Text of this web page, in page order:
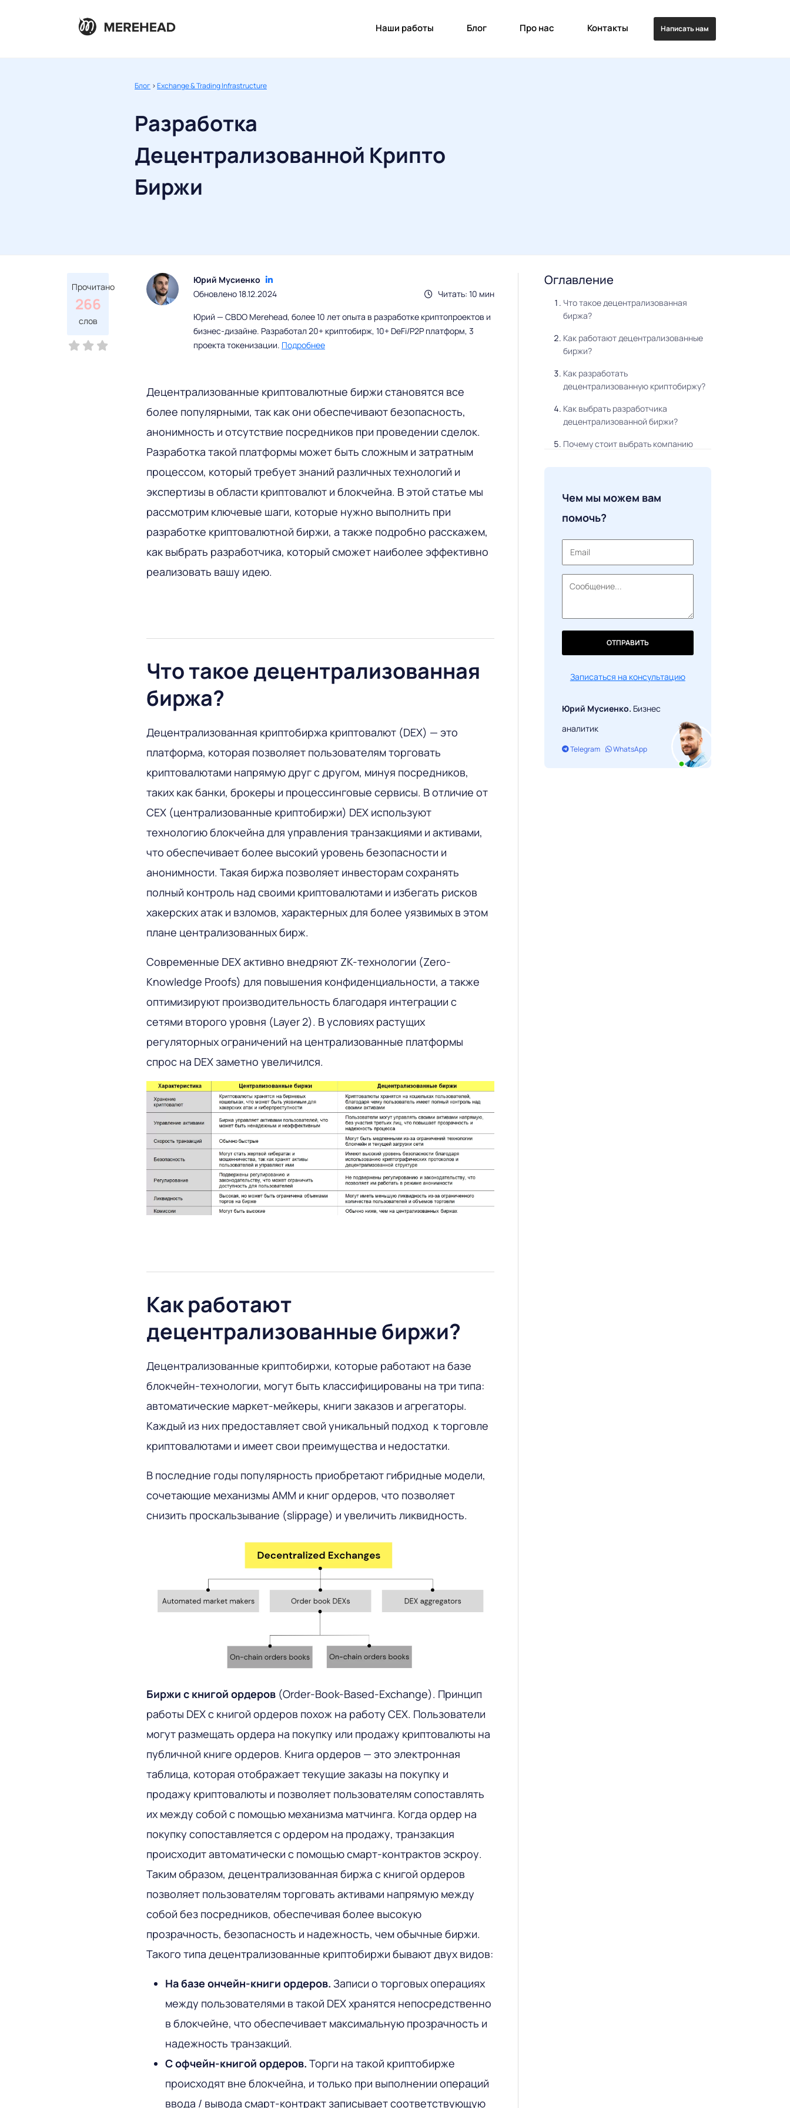
Наши работы Блог Про нас Контакты Написать нам
Блог >Exchange & Trading Infrastructure
Разработка
Децентрализованной Крипто
Биржи
Прочитано
266
слов
Юрий Мусиенко
Читать: 10 мин
Обновлено 18.12.2024
Юрий — CBDO Merehead, более 10 лет опыта в разработке криптопроектов и
бизнес-дизайне. Разработал 20+ криптобирж, 10+ DeFi/P2P платформ, 3
проекта токенизации. Подробнее
Децентрализованные криптовалютные биржи становятся все
более популярными, так как они обеспечивают безопасность,
анонимность и отсутствие посредников при проведении сделок.
Разработка такой платформы может быть сложным и затратным
процессом, который требует знаний различных технологий и
экспертизы в области криптовалют и блокчейна. В этой статье мы
рассмотрим ключевые шаги, которые нужно выполнить при
разработке криптовалютной биржи, а также подробно расскажем,
как выбрать разработчика, который сможет наиболее эффективно
реализовать вашу идею.
Что такое децентрализованная
биржа?
Децентрализованная криптобиржа криптовалют (DEX) — это
платформа, которая позволяет пользователям торговать
криптовалютами напрямую друг с другом, минуя посредников,
таких как банки, брокеры и процессинговые сервисы. В отличие от
CEX (централизованные криптобиржи) DEX используют
технологию блокчейна для управления транзакциями и активами,
что обеспечивает более высокий уровень безопасности и
анонимности. Такая биржа позволяет инвесторам сохранять
полный контроль над своими криптовалютами и избегать рисков
хакерских атак и взломов, характерных для более уязвимых в этом
плане централизованных бирж.
Современные DEX активно внедряют ZK-технологии (Zero-
Knowledge Proofs) для повышения конфиденциальности, а также
оптимизируют производительность благодаря интеграции с
сетями второго уровня (Layer 2). В условиях растущих
регуляторных ограничений на централизованные платформы
спрос на DEX заметно увеличился.
Как работают
децентрализованные биржи?
Децентрализованные криптобиржи, которые работают на базе
блокчейн-технологии, могут быть классифицированы на три типа:
автоматические маркет-мейкеры, книги заказов и агрегаторы.
Каждый из них предоставляет свой уникальный подход к торговле
криптовалютами и имеет свои преимущества и недостатки.
В последние годы популярность приобретают гибридные модели,
сочетающие механизмы AMM и книг ордеров, что позволяет
снизить проскальзывание (slippage) и увеличить ликвидность.
Биржи с книгой ордеров (Order-Book-Based-Exchange). Принцип
работы DEX с книгой ордеров похож на работу CEX. Пользователи
могут размещать ордера на покупку или продажу криптовалюты на
публичной книге ордеров. Книга ордеров — это электронная
таблица, которая отображает текущие заказы на покупку и
продажу криптовалюты и позволяет пользователям сопоставлять
их между собой с помощью механизма матчинга. Когда ордер на
покупку сопоставляется с ордером на продажу, транзакция
происходит автоматически с помощью смарт-контрактов эскроу.
Таким образом, децентрализованная биржа с книгой ордеров
позволяет пользователям торговать активами напрямую между
собой без посредников, обеспечивая более высокую
прозрачность, безопасность и надежность, чем обычные биржи.
Такого типа децентрализованные криптобиржи бывают двух видов:
На базе ончейн-книги ордеров. Записи о торговых операциях
между пользователями в такой DEX хранятся непосредственно
в блокчейне, что обеспечивает максимальную прозрачность и
надежность транзакций.
С офчейн-книгой ордеров. Торги на такой криптобирже
происходят вне блокчейна, и только при выполнении операций
ввода / вывода смарт-контракт записывает соответствующую
Оглавление
Что такое децентрализованная
биржа?
Как работают децентрализованные
биржи?
Как разработать
децентрализованную криптобиржу?
Как выбрать разработчика
децентрализованной биржи?
Почему стоит выбрать компанию
Какие услуги предлагает Merehead?
Наши последние проекты
Краткие итоги
Чем мы можем вам
помочь?
ОТПРАВИТЬ
Записаться на консультацию
Юрий Мусиенко. Бизнес
аналитик
Telegram WhatsApp